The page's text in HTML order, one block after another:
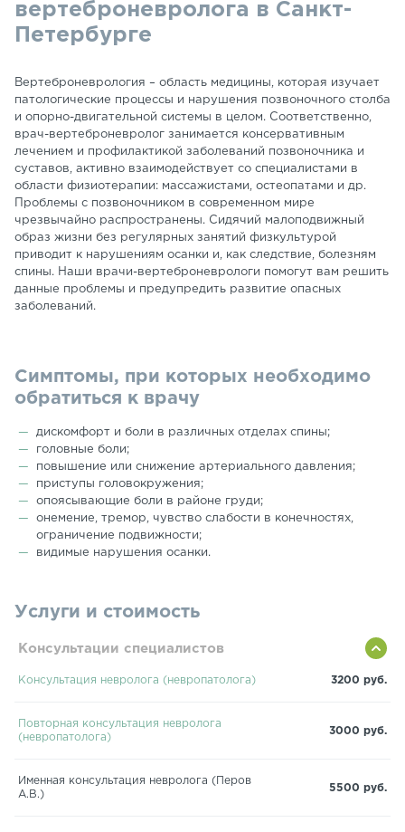
вертеброневролога в Санкт-
Петербурге
Вертеброневрология – область медицины, которая изучает
патологические процессы и нарушения позвоночного столба
и опорно-двигательной системы в целом. Соответственно,
врач-вертеброневролог занимается консервативным
лечением и профилактикой заболеваний позвоночника и
суставов, активно взаимодействует со специалистами в
области физиотерапии: массажистами, остеопатами и др.
Проблемы с позвоночником в современном мире
чрезвычайно распространены. Сидячий малоподвижный
образ жизни без регулярных занятий физкультурой
приводит к нарушениям осанки и, как следствие, болезням
спины. Наши врачи-вертеброневрологи помогут вам решить
данные проблемы и предупредить развитие опасных
заболеваний.
Симптомы, при которых необходимо
обратиться к врачу
дискомфорт и боли в различных отделах спины;
головные боли;
повышение или снижение артериального давления;
приступы головокружения;
опоясывающие боли в районе груди;
онемение, тремор, чувство слабости в конечностях,
ограничение подвижности;
видимые нарушения осанки.
Услуги и стоимость
Консультации специалистов
Консультация невролога (невропатолога) 3200 руб.
Повторная консультация невролога
(невропатолога)
3000 руб.
Именная консультация невролога (Перов
А.В.)
5500 руб.